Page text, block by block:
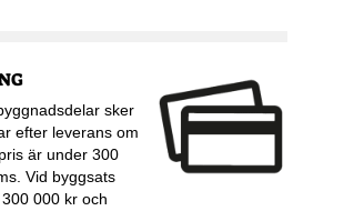
sker
efter leverans om
är under 300
Vid byggsats
000 kr och